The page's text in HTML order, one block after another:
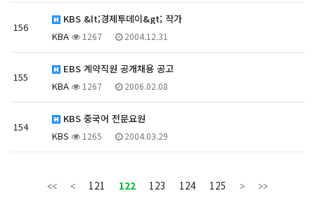
156
KBS &lt;경제투데이&gt; 작가
KBA
1267 2004.12.31
155
EBS 계약직원 공개채용 공고
KBA
1267 2006.02.08
154
KBS 중국어 전문요원
KBS
1265 2004.03.29
121 122 123 124 125